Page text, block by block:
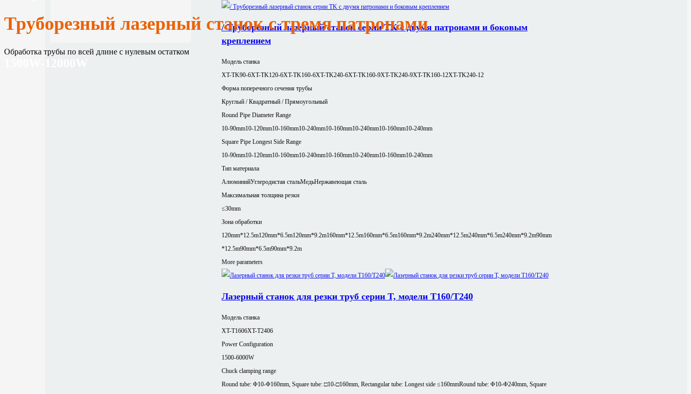
/ Труборезный лазерный станок серии TK с двумя патронами и боковым
креплением
Модель станка
XT-TK90-6XT-TK120-6XT-TK160-6XT-TK240-6XT-TK160-9XT-TK240-9XT-TK160-12XT-TK240-12
Форма поперечного сечения трубы
Круглый / Квадратный / Прямоугольный
Round Pipe Diameter Range
10-90mm10-120mm10-160mm10-240mm10-160mm10-240mm10-160mm10-240mm
Square Pipe Longest Side Range
10-90mm10-120mm10-160mm10-240mm10-160mm10-240mm10-160mm10-240mm
Тип материала
АлюминийУглеродистая стальМедьНержавеющая сталь
Максимальная толщина резки
≤30mm
Зона обработки
120mm*12.5m120mm*6.5m120mm*9.2m160mm*12.5m160mm*6.5m160mm*9.2m240mm*12.5m240mm*6.5m240mm*9.2m90mm
*12.5m90mm*6.5m90mm*9.2m
More parameters
Лазерный станок для резки труб серии T, модели T160/T240
Модель станка
XT-T1606XT-T2406
Power Configuration
1500-6000W
Chuck clamping range
Round tube: Φ10-Φ160mm, Square tube: □10-□160mm, Rectangular tube: Longest side ≤160mmRound tube: Φ10-Φ240mm, Square
Труборезный лазерный станок с тремя патронами
Обработка трубы по всей длине с нулевым остатком